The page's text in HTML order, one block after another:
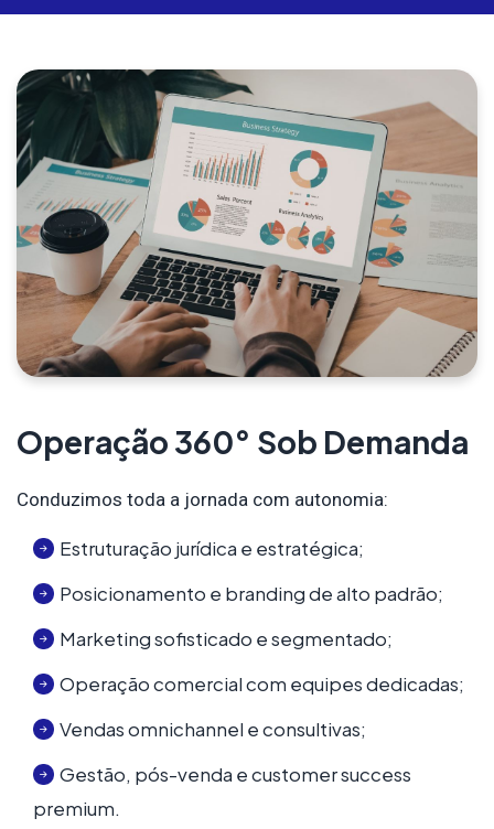
Operação 360° Sob Demanda
Conduzimos toda a jornada com autonomia:
Estruturação jurídica e estratégica;
Posicionamento e branding de alto padrão;
Marketing sofisticado e segmentado;
Operação comercial com equipes dedicadas;
Vendas omnichannel e consultivas;
Gestão, pós-venda e customer success
premium.